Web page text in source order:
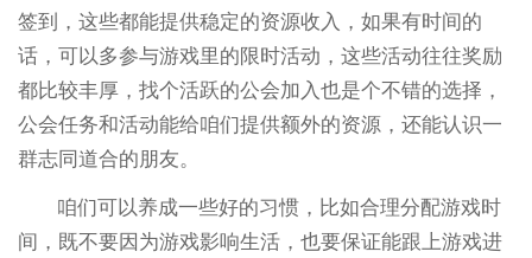
签到，这些都能提供稳定的资源收入，如果有时间的
话，可以多参与游戏里的限时活动，这些活动往往奖励
都比较丰厚，找个活跃的公会加入也是个不错的选择，
公会任务和活动能给咱们提供额外的资源，还能认识一
群志同道合的朋友。
咱们可以养成一些好的习惯，比如合理分配游戏时
间，既不要因为游戏影响生活，也要保证能跟上游戏进